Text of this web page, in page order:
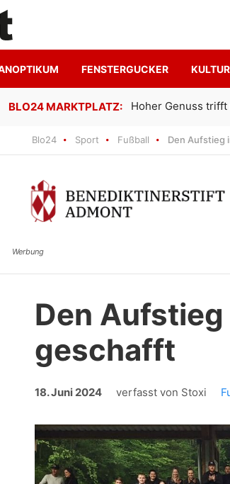
FENSTERGUCKER
Gemeinsam für
Blo24 Sport Fußball Den Aufstieg
Den
geschafft
18. Juni 2024 verfasst von Stoxi